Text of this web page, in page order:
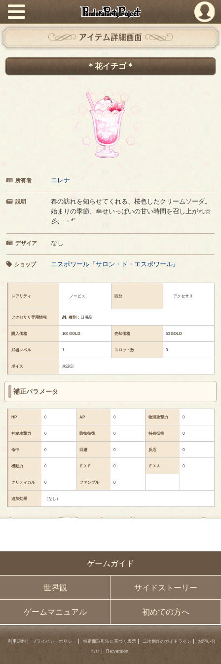
PandoraPartyProject
ゲームガイド
世界観 サイドストーリー
ゲームマニュアル 初めての方へ
アイテム詳細画面
＊花イチゴ＊
所有者 エレナ
説明
春の訪れを知らせてくれる、桜色したクリームソーダ。
始まりの季節、幸せいっぱいの甘い時間を召し上がれ☆
彡｡.:・*ﾟ
デザイア なし
ショップ エスポワール『サロン・ド・エスポワール』
レアリティ ノービス 区分 アクセサリ
アクセサリ専用情報 種別： 日用品
購入価格 100GOLD 売却価格 50GOLD
武器レベル 1 スロット数 0
ボイス 未設定
補正パラメータ
HP 0 AP 0 物理攻撃力 0
神秘攻撃力 0 防御技術 0 特殊抵抗 0
命中 0 回避 0 反応 0
機動力 0 ＥＸＦ 0 ＥＸＡ 0
クリティカル 0 ファンブル 0
追加効果 （なし）
利用規約 プライバシーポリシー 特定商取引法に基づく表示 二次創作のガイドライン
お問い合
わせ
Re:version